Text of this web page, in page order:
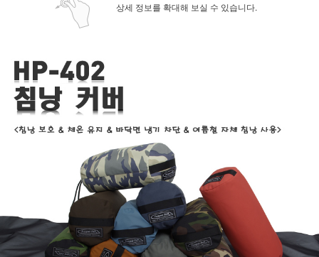
상세 정보를 확대해 보실 수 있습니다.